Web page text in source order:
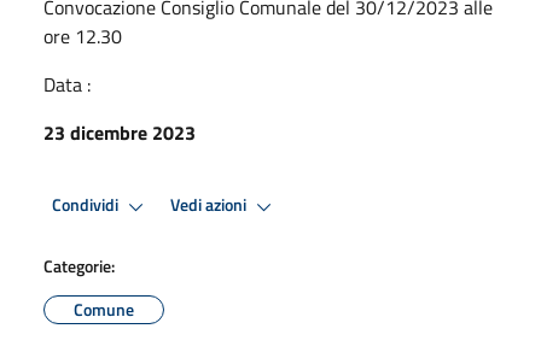
Convocazione Consiglio Comunale del 30/12/2023 alle
ore 12.30
Data :
23 dicembre 2023
Condividi Vedi azioni
Categorie:
Comune